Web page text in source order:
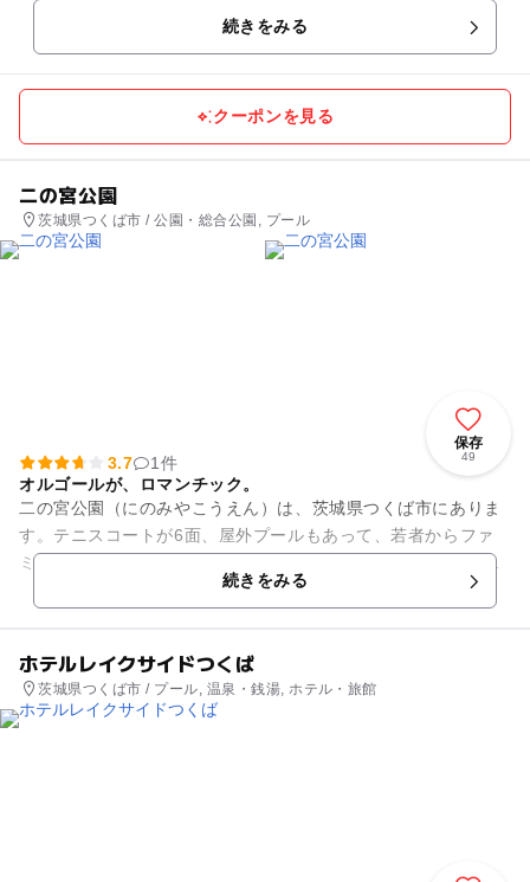
続きをみる
クーポンを見る
二の宮公園
茨城県つくば市 / 公園・総合公園, プール
保存
49
3.7
1件
オルゴールが、ロマンチック。
二の宮公園（にのみやこうえん）は、茨城県つくば市にありま
す。テニスコートが6面、屋外プールもあって、若者からファ
ミリーまで楽しむことができるスポーツ公園です。緑色のとん
がり帽子の時計台は、オルゴ...続きをみる
ホテルレイクサイドつくば
茨城県つくば市 / プール, 温泉・銭湯, ホテル・旅館